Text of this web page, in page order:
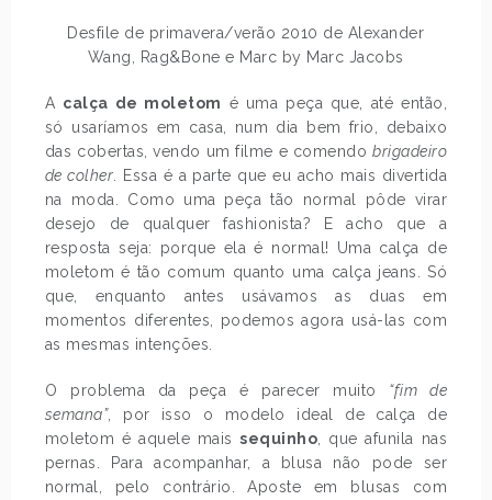
Desfile de primavera/verão 2010 de Alexander
Wang, Rag&Bone e Marc by Marc Jacobs
A calça de moletom é uma peça que, até então,
só usaríamos em casa, num dia bem frio, debaixo
das cobertas, vendo um filme e comendobrigadeiro
de colher . Essa é a parte que eu acho mais divertida
na moda. Como uma peça tão normal pôde virar
desejo de qualquer fashionista? E acho que a
resposta seja: porque ela é normal! Uma calça de
moletom é tão comum quanto uma calça jeans. Só
que, enquanto antes usávamos as duas em
momentos diferentes, podemos agora usá-las com
as mesmas intenções.
O problema da peça é parecer muito “fim de
semana”, por isso o modelo ideal de calça de
moletom é aquele maissequinho , que afunila nas
pernas. Para acompanhar, a blusa não pode ser
normal, pelo contrário. Aposte em blusas com